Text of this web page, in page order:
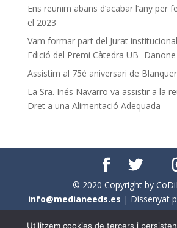
Ens reunim abans d’acabar l’any per
el 2023
Vam formar part del Jurat
Edició del Premi Càtedra UB- Danone
Assistim al 75è aniversari de
La Sra. Inés Navarro va assistir a la
Dret a una Alimentació Adequada
© 2020 Copyright by
info@medianeeds.es | Dissenyat
| Tots els drets reservats a
Utilitzem cookies de tercers i